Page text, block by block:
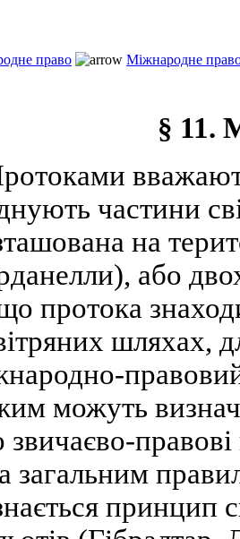
право
Міжнародне
§ 11.
частини
на
або
протока
шляхах,
можуть
звичаєво-
загальним
принцип